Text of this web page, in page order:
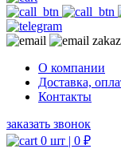
О компании
Доставка,
Контакты
заказать звонок
0 шт | 0 ₽